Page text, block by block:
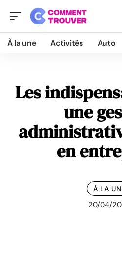
À la une Activités Auto
Les
une
en
À LA
20/04/